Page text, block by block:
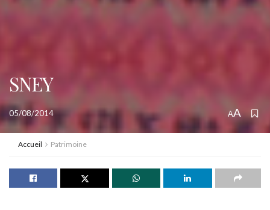
SNEY
05/08/2014 AA
Accueil Patrimoine